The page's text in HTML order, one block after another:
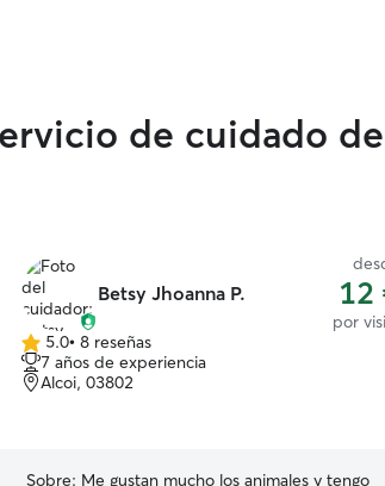
de cuidado
Betsy Jhoanna P. 12
por
5.0
de
5
5.0• 8 reseñas
7 años de experiencia
Alcoi, 03802
Sobre: Me gustan mucho los animales y tengo